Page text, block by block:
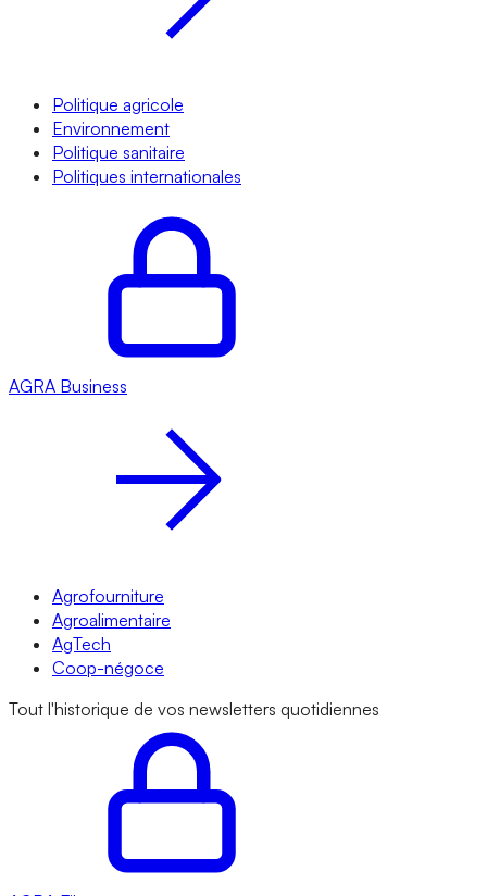
Politique agricole
Environnement
Politique sanitaire
Politiques internationales
AGRA Business
Agrofourniture
Agroalimentaire
AgTech
Coop-négoce
Tout l'historique de vos newsletters quotidiennes